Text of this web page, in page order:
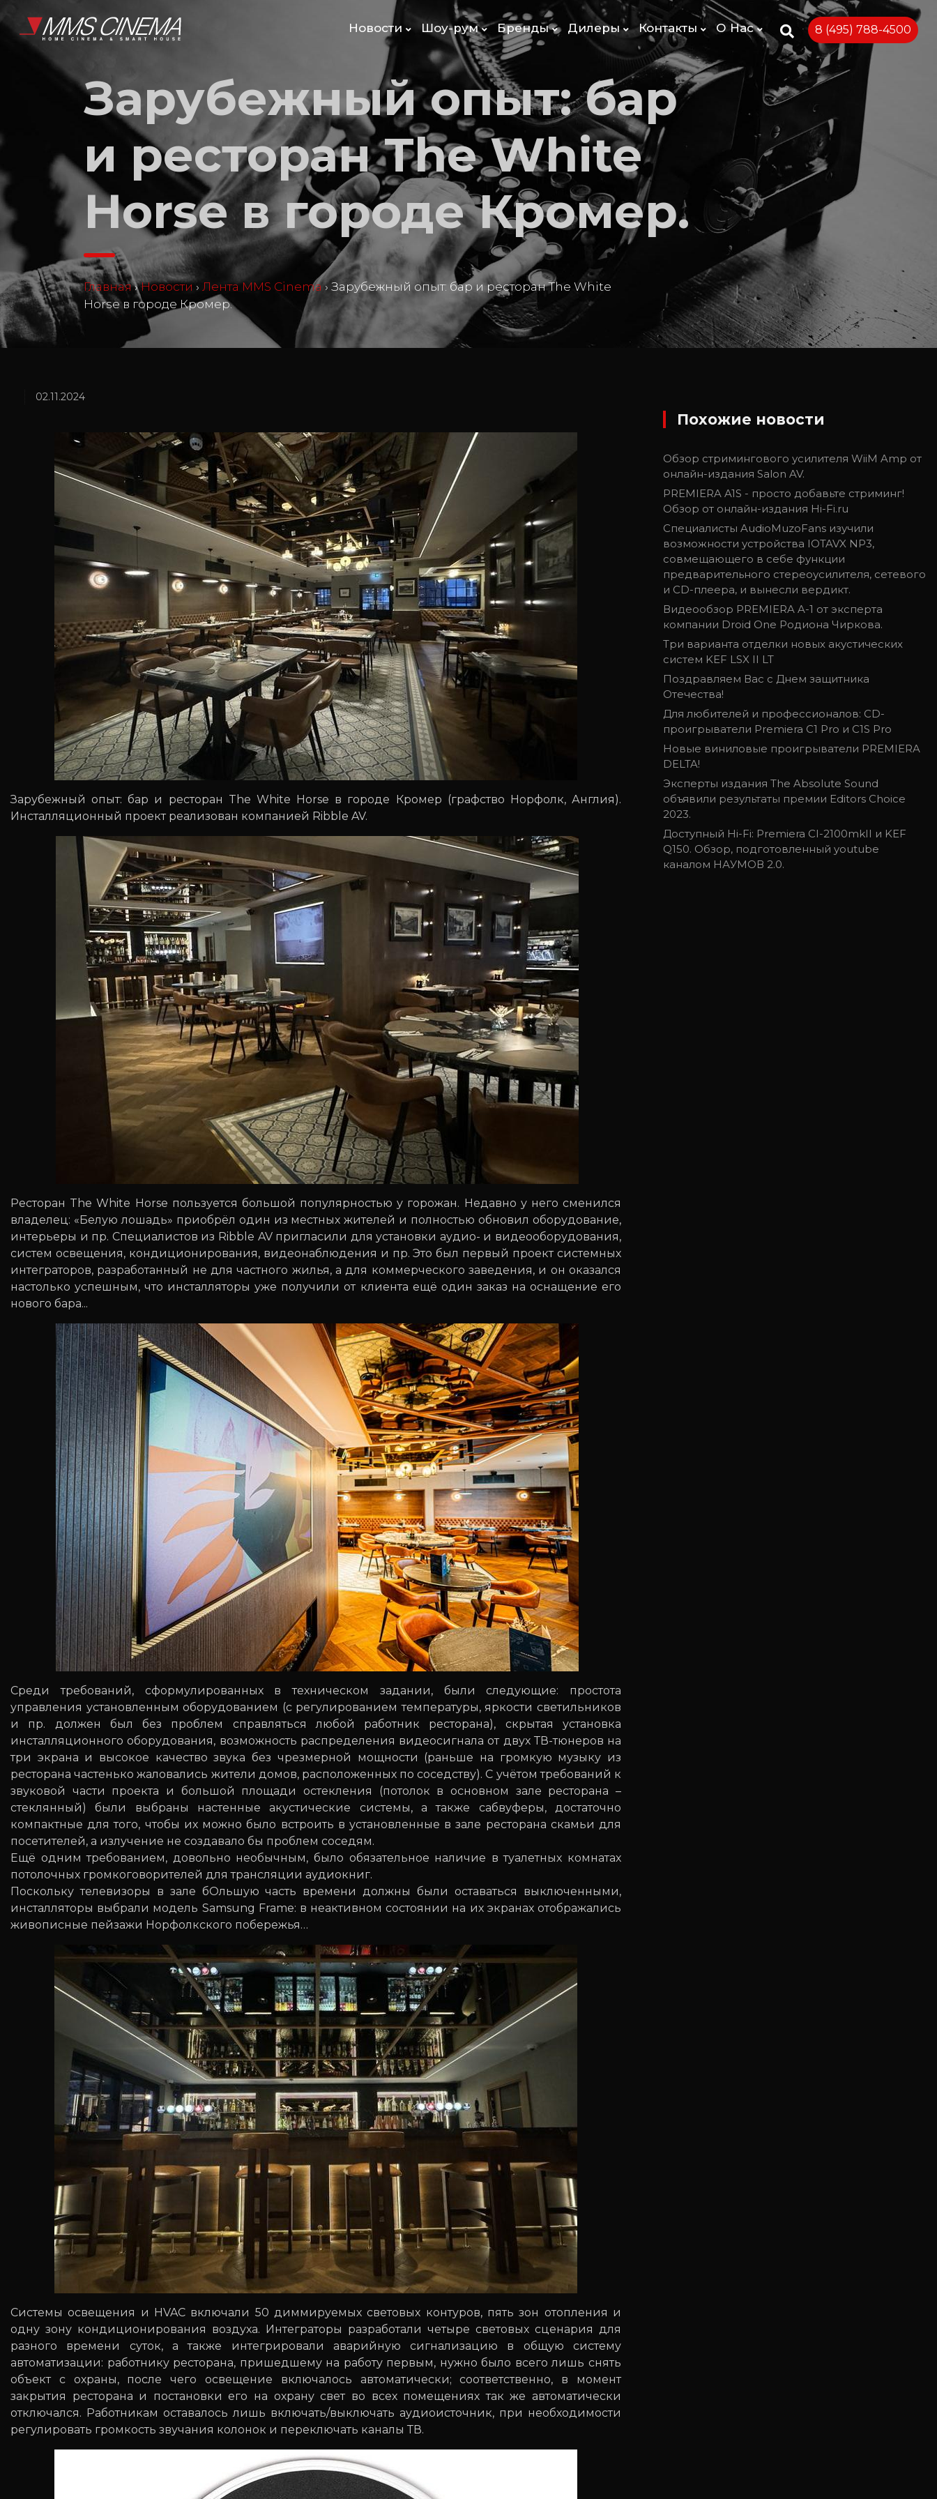
8 (495) 788-4500
Новости Шоу-рум Бренды Дилеры Контакты О Нас
Зарубежный опыт: бар
и ресторан The White
Horse в городе Кромер.
Главная › Новости › Лента MMS Cinema › Зарубежный опыт: бар и ресторан The White
Horse в городе Кромер.
02.11.2024
Зарубежный опыт: бар и ресторан The White Horse в городе Кромер (графство Норфолк, Англия).
Инсталляционный проект реализован компанией Ribble AV.
Ресторан The White Horse пользуется большой популярностью у горожан. Недавно у него сменился
владелец: «Белую лошадь» приобрёл один из местных жителей и полностью обновил оборудование,
интерьеры и пр. Специалистов из Ribble AV пригласили для установки аудио- и видеооборудования,
систем освещения, кондиционирования, видеонаблюдения и пр. Это был первый проект системных
интеграторов, разработанный не для частного жилья, а для коммерческого заведения, и он оказался
настолько успешным, что инсталляторы уже получили от клиента ещё один заказ на оснащение его
нового бара...
Среди требований, сформулированных в техническом задании, были следующие: простота
управления установленным оборудованием (с регулированием температуры, яркости светильников
и пр. должен был без проблем справляться любой работник ресторана), скрытая установка
инсталляционного оборудования, возможность распределения видеосигнала от двух ТВ-тюнеров на
три экрана и высокое качество звука без чрезмерной мощности (раньше на громкую музыку из
ресторана частенько жаловались жители домов, расположенных по соседству). С учётом требований к
звуковой части проекта и большой площади остекления (потолок в основном зале ресторана –
стеклянный) были выбраны настенные акустические системы, а также сабвуферы, достаточно
компактные для того, чтобы их можно было встроить в установленные в зале ресторана скамьи для
посетителей, а излучение не создавало бы проблем соседям.
Ещё одним требованием, довольно необычным, было обязательное наличие в туалетных комнатах
потолочных громкоговорителей для трансляции аудиокниг.
Поскольку телевизоры в зале бОльшую часть времени должны были оставаться выключенными,
инсталляторы выбрали модель Samsung Frame: в неактивном состоянии на их экранах отображались
живописные пейзажи Норфолкского побережья…
Системы освещения и HVAC включали 50 диммируемых световых контуров, пять зон отопления и
одну зону кондиционирования воздуха. Интеграторы разработали четыре световых сценария для
разного времени суток, а также интегрировали аварийную сигнализацию в общую систему
автоматизации: работнику ресторана, пришедшему на работу первым, нужно было всего лишь снять
объект с охраны, после чего освещение включалось автоматически; соответственно, в момент
закрытия ресторана и постановки его на охрану свет во всех помещениях так же автоматически
отключался. Работникам оставалось лишь включать/выключать аудиоисточник, при необходимости
регулировать громкость звучания колонок и переключать каналы ТВ.
Похожие новости
Обзор стримингового усилителя WiiM Amp от
онлайн-издания Salon AV.
PREMIERA A1S - просто добавьте стриминг!
Обзор от онлайн-издания Hi-Fi.ru
Специалисты AudioMuzoFans изучили
возможности устройства IOTAVX NP3,
совмещающего в себе функции
предварительного стереоусилителя, сетевого
и CD-плеера, и вынесли вердикт.
Видеообзор PREMIERA A-1 от эксперта
компании Droid One Родиона Чиркова.
Три варианта отделки новых акустических
систем KEF LSX II LT
Поздравляем Вас с Днем защитника
Отечества!
Для любителей и профессионалов: CD-
проигрыватели Premiera C1 Pro и C1S Pro
Новые виниловые проигрыватели PREMIERA
DELTA!
Эксперты издания The Absolute Sound
объявили результаты премии Editors Choice
2023.
Доступный Hi-Fi: Prеmiera CI-2100mkII и KEF
Q150. Обзор, подготовленный youtube
каналом НАУМОВ 2.0.